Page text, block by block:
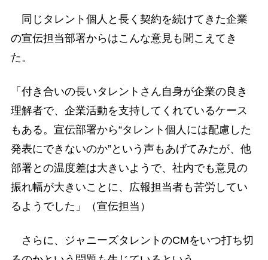
同じタレント個人と長く契約を続けてきた企業
の宣伝担当部署からはこんな意見も聞こえてき
た。
「付き合いの長いタレントさん自身が企業の良き
理解者で、企業活動を支持してくれているケース
もある。宣伝部署から“タレント個人には配慮した
発表にできないのか”という声もあげてみたが、他
部署との温度差は大きいようで、社内でも意見の
振れ幅が大きいことに、広報担当者も苦労してい
るようでした」（宣伝担当）
さらに、ジャニーズタレントのCMをいつ打ち切